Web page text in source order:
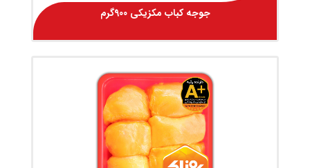
جوجه کباب مکزیکی 900گرم